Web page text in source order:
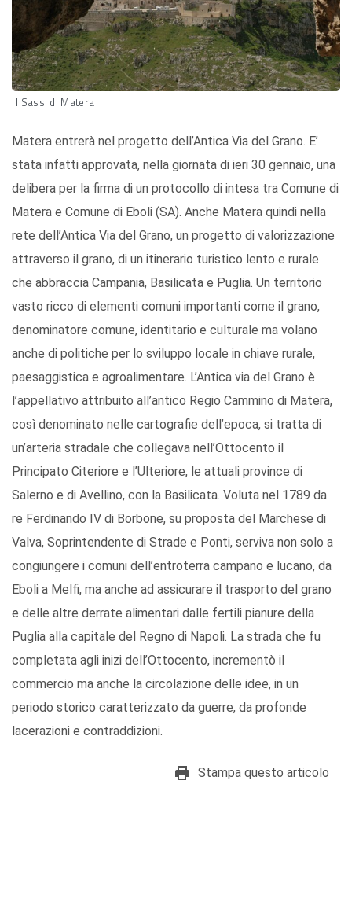
I Sassi di Matera
Matera entrerà nel progetto dell’Antica Via del Grano. E’
stata infatti approvata, nella giornata di ieri 30 gennaio, una
delibera per la firma di un protocollo di intesa tra Comune di
Matera e Comune di Eboli (SA). Anche Matera quindi nella
rete dell’Antica Via del Grano, un progetto di valorizzazione
attraverso il grano, di un itinerario turistico lento e rurale
che abbraccia Campania, Basilicata e Puglia. Un territorio
vasto ricco di elementi comuni importanti come il grano,
denominatore comune, identitario e culturale ma volano
anche di politiche per lo sviluppo locale in chiave rurale,
paesaggistica e agroalimentare. L’Antica via del Grano è
l’appellativo attribuito all’antico Regio Cammino di Matera,
così denominato nelle cartografie dell’epoca, si tratta di
un’arteria stradale che collegava nell’Ottocento il
Principato Citeriore e l’Ulteriore, le attuali province di
Salerno e di Avellino, con la Basilicata. Voluta nel 1789 da
re Ferdinando IV di Borbone, su proposta del Marchese di
Valva, Soprintendente di Strade e Ponti, serviva non solo a
congiungere i comuni dell’entroterra campano e lucano, da
Eboli a Melfi, ma anche ad assicurare il trasporto del grano
e delle altre derrate alimentari dalle fertili pianure della
Puglia alla capitale del Regno di Napoli. La strada che fu
completata agli inizi dell’Ottocento, incrementò il
commercio ma anche la circolazione delle idee, in un
periodo storico caratterizzato da guerre, da profonde
lacerazioni e contraddizioni.
Stampa questo articolo